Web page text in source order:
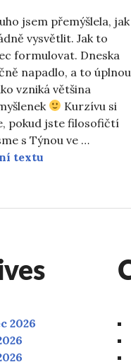
jsem přemýšlela, jak
vysvětlit. Jak to
formulovat. Dneska
napadlo, a to úplnou
vzniká většina
Kurzívu si
pokud jste filosofičtí
s Týnou ve …
textu
2026